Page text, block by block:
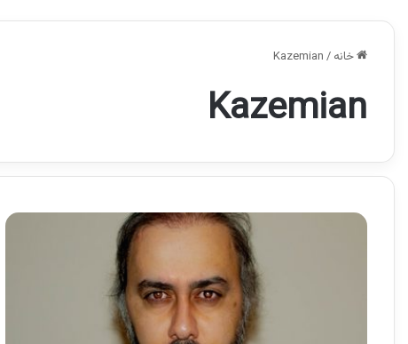
خانه /
Kazemian
Kazemian